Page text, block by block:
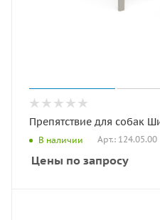
Препятствие для собак
В наличии Арт.: 124.05.00
Цены по запросу